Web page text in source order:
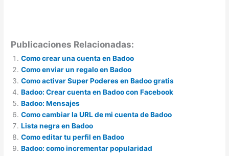
Publicaciones Relacionadas:
Como crear una cuenta en Badoo
Como enviar un regalo en Badoo
Como activar Super Poderes en Badoo gratis
Badoo: Crear cuenta en Badoo con Facebook
Badoo: Mensajes
Como cambiar la URL de mi cuenta de Badoo
Lista negra en Badoo
Como editar tu perfil en Badoo
Badoo: como incrementar popularidad